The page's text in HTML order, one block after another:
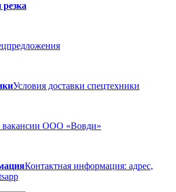
Условия доставки спецтехники
ООО «Вовди»
Контактная информация: адрес,